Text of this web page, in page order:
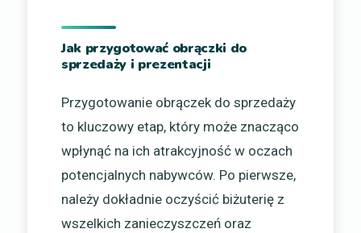
Jak przygotować obrączki do
sprzedaży i prezentacji
Przygotowanie obrączek do sprzedaży
to kluczowy etap, który może znacząco
wpłynąć na ich atrakcyjność w oczach
potencjalnych nabywców. Po pierwsze,
należy dokładnie oczyścić biżuterię z
wszelkich zanieczyszczeń oraz